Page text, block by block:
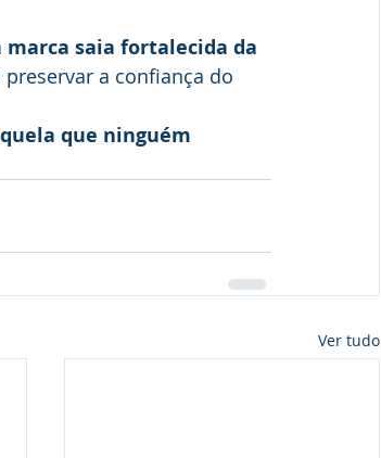
saia fortalecida da
a confiança do
que ninguém
Ver tudo